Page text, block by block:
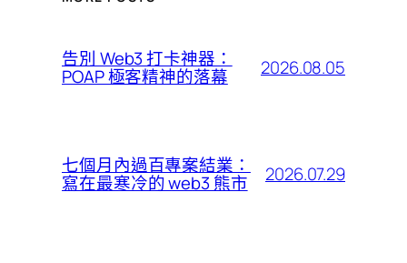
告別 Web3 打卡神器：
POAP 極客精神的落幕 2026.08.05
七個月內過百專案結業：
寫在最寒冷的 web3 熊市 2026.07.29